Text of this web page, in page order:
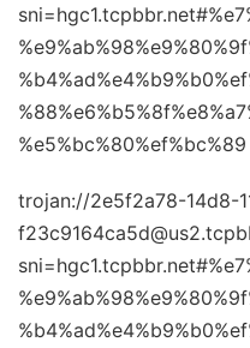
%e5%bc%80%ef%bc%89
trojan://2e5f2a78-14d8-